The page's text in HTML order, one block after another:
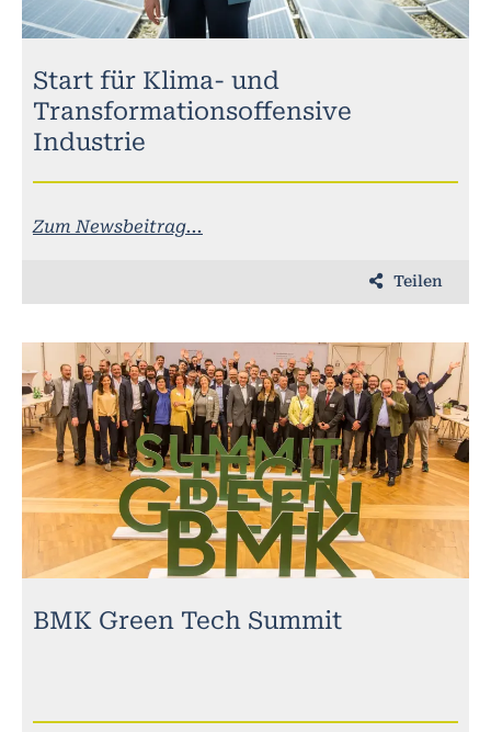
Start für Klima- und
Transformationsoffensive
Industrie
Zum Newsbeitrag...
Teilen
BMK Green Tech Summit